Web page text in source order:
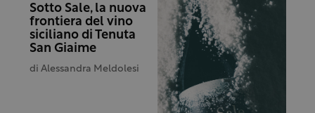
Sotto Sale, la nuova
frontiera del vino
siciliano di Tenuta
San Giaime
di Alessandra Meldolesi